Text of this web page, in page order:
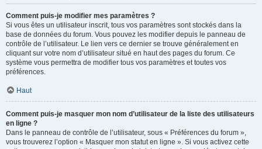
Comment puis-je modifier mes paramètres ?
Si vous êtes un utilisateur inscrit, tous vos paramètres sont stockés dans la
base de données du forum. Vous pouvez les modifier depuis le panneau de
contrôle de l’utilisateur. Le lien vers ce dernier se trouve généralement en
cliquant sur votre nom d’utilisateur situé en haut des pages du forum. Ce
système vous permettra de modifier tous vos paramètres et toutes vos
préférences.
Haut
Comment puis-je masquer mon nom d’utilisateur de la liste des utilisateurs
en ligne ?
Dans le panneau de contrôle de l’utilisateur, sous « Préférences du forum »,
vous trouverez l’option « Masquer mon statut en ligne ». Si vous activez cette